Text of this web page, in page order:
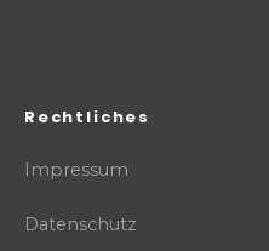
Rechtliches
Impressum
Datenschutz